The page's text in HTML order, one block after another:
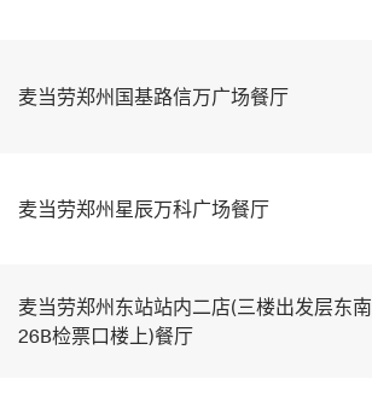
麦当劳郑州国基路信万广场餐厅
麦当劳郑州星辰万科广场餐厅
麦当劳郑州东站站内二店(三楼出发层东南
26B检票口楼上)餐厅